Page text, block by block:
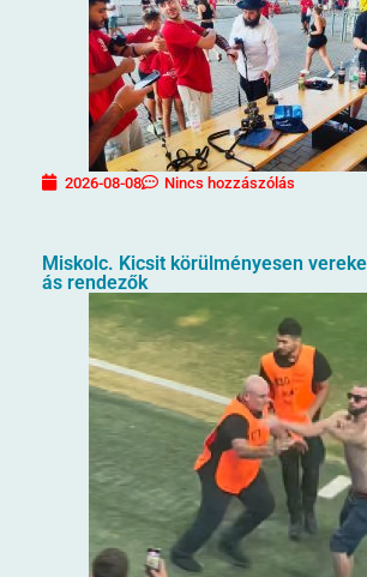
2026-08-08 Nincs hozzászólás
Miskolc. Kicsit körülményesen
ás rendezők